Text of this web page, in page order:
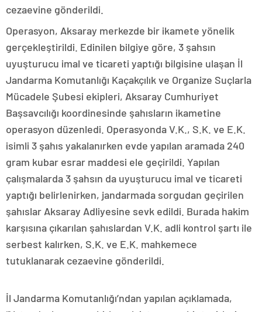
cezaevine gönderildi.
Operasyon, Aksaray merkezde bir ikamete yönelik
gerçekleştirildi. Edinilen bilgiye göre, 3 şahsın
uyuşturucu imal ve ticareti yaptığı bilgisine ulaşan İl
Jandarma Komutanlığı Kaçakçılık ve Organize Suçlarla
Mücadele Şubesi ekipleri, Aksaray Cumhuriyet
Başsavcılığı koordinesinde şahısların ikametine
operasyon düzenledi. Operasyonda V.K., S.K. ve E.K.
isimli 3 şahıs yakalanırken evde yapılan aramada 240
gram kubar esrar maddesi ele geçirildi. Yapılan
çalışmalarda 3 şahsın da uyuşturucu imal ve ticareti
yaptığı belirlenirken, jandarmada sorgudan geçirilen
şahıslar Aksaray Adliyesine sevk edildi. Burada hakim
karşısına çıkarılan şahıslardan V.K. adli kontrol şartı ile
serbest kalırken, S.K. ve E.K. mahkemece
tutuklanarak cezaevine gönderildi.
İl Jandarma Komutanlığı’ndan yapılan açıklamada,